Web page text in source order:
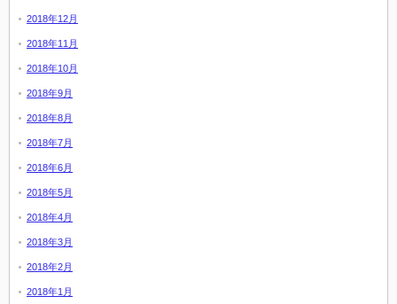
2018年12月
2018年11月
2018年10月
2018年9月
2018年8月
2018年7月
2018年6月
2018年5月
2018年4月
2018年3月
2018年2月
2018年1月